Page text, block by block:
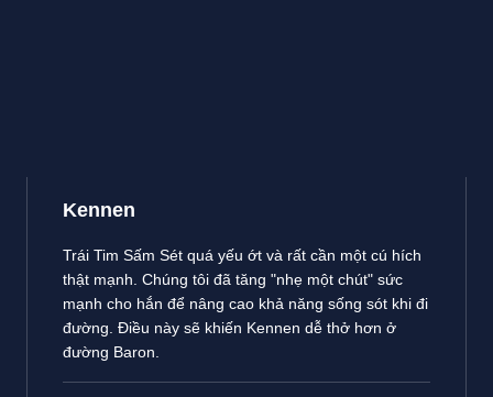
Kennen
Trái Tim Sấm Sét quá yếu ớt và rất cần một cú hích
thật mạnh. Chúng tôi đã tăng "nhẹ một chút" sức
mạnh cho hắn để nâng cao khả năng sống sót khi đi
đường. Điều này sẽ khiến Kennen dễ thở hơn ở
đường Baron.